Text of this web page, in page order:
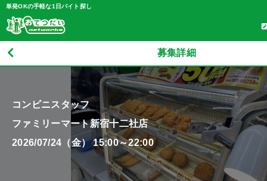
単発OKの手軽な1日バイト探し
募集詳細
コンビニスタッフ
ファミリーマート新宿十二社店
2026/07/24（金） 15:00～22:00